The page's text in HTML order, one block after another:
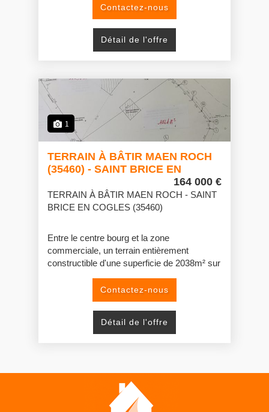
Il est posible d'acquérir un autre terrain
voisin également constructible dans sa
totalité d'une surface de 1037m² avec
ancienne maison en pierre sous ardoise.
Contactez-nous
Détail de l'offre
1
TERRAIN À BÂTIR MAEN ROCH
(35460) - SAINT BRICE EN
164 000 €
TERRAIN À BÂTIR MAEN ROCH - SAINT
BRICE EN COGLES (35460)
Entre le centre bourg et la zone
commerciale, un terrain entièrement
constructible d'une superficie de 2038m² sur
ardoise comprenant séjour-salon avec
cheminée, deux chambres, salle de bains,
WC, cuisine. Grenier aménageable sur le
tout auquel on accède par un escalier
Contactez-nous
Détail de l'offre